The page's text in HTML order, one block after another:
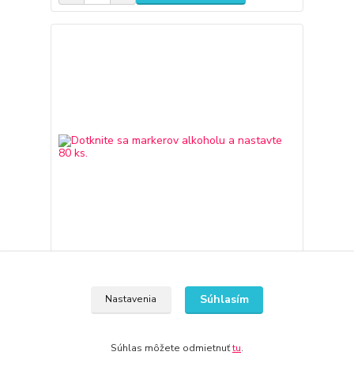
Dotknite sa markerov alkoholu a nastavte 80 ks.
59,26 €
Pridať do košíka
Nastavenia Súhlasím
Súhlas môžete odmietnuťtu.